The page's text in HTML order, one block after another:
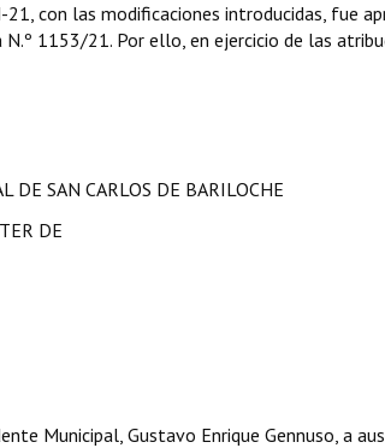
con las modificaciones introducidas, fue
1153/21. Por ello, en ejercicio de las
DE SAN CARLOS DE BARILOCHE
DE
Municipal, Gustavo Enrique Gennuso, a